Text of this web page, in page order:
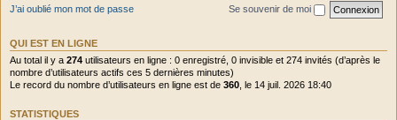
J’ai oublié mon mot de passe Se souvenir de moi
QUI EST EN LIGNE
Au total il y a 274 utilisateurs en ligne : 0 enregistré, 0 invisible et 274 invités (d’après le
nombre d’utilisateurs actifs ces 5 dernières minutes)
Le record du nombre d’utilisateurs en ligne est de 360 , le 14 juil. 2026 18:40
STATISTIQUES